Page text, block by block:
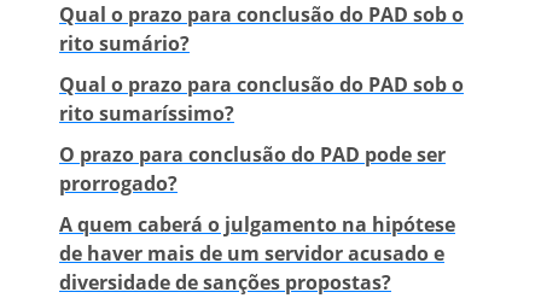
Qual o prazo para conclusão do PAD sob o
rito sumário?
Qual o prazo para conclusão do PAD sob o
rito sumaríssimo?
O prazo para conclusão do PAD pode ser
prorrogado?
A quem caberá o julgamento na hipótese
de haver mais de um servidor acusado e
diversidade de sanções propostas?